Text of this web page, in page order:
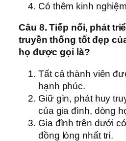
Có thêm kinh
Câu 8. Tiếp nối, phát
truyền thống tốt đẹp
họ được gọi là?
Tất cả thành viên
hạnh phúc.
Giữ gìn, phát huy
của gia đình, dòng
Gia đình trên dưới
đồng lòng nhất trí.